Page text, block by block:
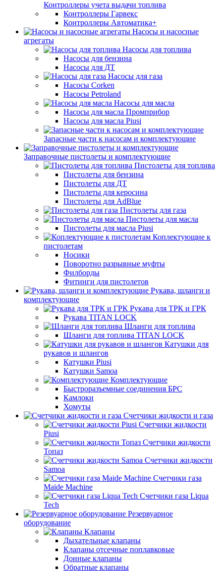
Контроллеры учета выдачи топлива
Контроллеры Гарвекс
Контроллеры Автоматика+
Насосы и насосные
агрегаты
Насосы для топлива
Насосы для бензина
Насосы для ДТ
Насосы для газа
Насосы Corken
Насосы Petroland
Насосы для масла
Насосы для масла Промприбор
Насосы для масла Piusi
Запасные части к насосам и комплектующие
Заправочные пистолеты и комплектующие
Пистолеты для топлива
Пистолеты для бензина
Пистолеты для ДТ
Пистолеты для керосина
Пистолеты для AdBlue
Пистолеты для газа
Пистолеты для масла
Пистолеты для масла Piusi
Коплектующие к
пистолетам
Носики
Поворотно разрывные муфты
Филборды
Фитинги для пистолетов
Рукава, шланги и
комплектующие
Рукава для ТРК и ГРК
Рукава TITAN LOCK
Шланги для топлива
Шланги для топлива TITAN LOCK
Катушки для
рукавов и шлангов
Катушки Piusi
Катушки Samoa
Комплектующие
Быстроразъемные соединения БРС
Камлоки
Хомуты
Счетчики жидкости и газа
Счетчики жидкости
Piusi
Счетчики жидкости
Топаз
Счетчики жидкости
Samoa
Счетчики газа
Maide Machine
Счетчики газа Liqua
Tech
Резервуарное
оборудование
Клапаны
Дыхательные клапаны
Клапаны отсечные поплавковые
Донные клапаны
Обратные клапаны